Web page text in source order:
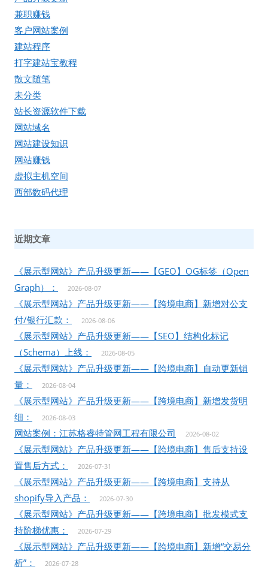
兼职赚钱
客户网站案例
建站程序
打字建站宝教程
散文随笔
未分类
站长资源软件下载
网站域名
网站建设知识
网站赚钱
虚拟主机空间
西部数码代理
近期文章
《展示型网站》产品升级更新——【GEO】OG标签（Open
Graph）：
2026-08-07
《展示型网站》产品升级更新——【跨境电商】新增对公支
付/银行汇款：
2026-08-06
《展示型网站》产品升级更新——【SEO】结构化标记
（Schema）上线：
2026-08-05
《展示型网站》产品升级更新——【跨境电商】自动更新销
量：
2026-08-04
《展示型网站》产品升级更新——【跨境电商】新增发货明
细：
2026-08-03
网站案例：江苏格睿特管网工程有限公司 2026-08-02
《展示型网站》产品升级更新——【跨境电商】售后支持设
置售后方式：
2026-07-31
《展示型网站》产品升级更新——【跨境电商】支持从
shopify导入产品：
2026-07-30
《展示型网站》产品升级更新——【跨境电商】批发模式支
持阶梯优惠：
2026-07-29
《展示型网站》产品升级更新——【跨境电商】新增“交易分
析”：
2026-07-28